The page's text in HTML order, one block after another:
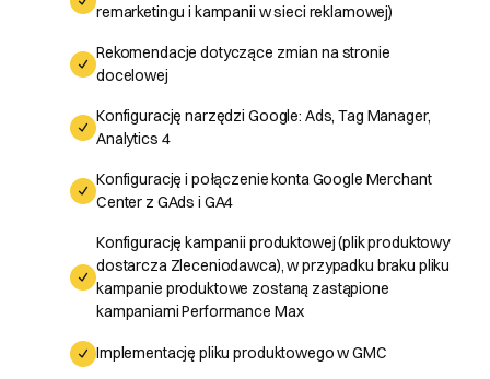
remarketingu i kampanii w sieci reklamowej)
Rekomendacje dotyczące zmian na stronie
docelowej
Konfigurację narzędzi Google: Ads, Tag Manager,
Analytics 4
Konfigurację i połączenie konta Google Merchant
Center z GAds i GA4
Konfigurację kampanii produktowej (plik produktowy
dostarcza Zleceniodawca), w przypadku braku pliku
kampanie produktowe zostaną zastąpione
kampaniami Performance Max
Implementację pliku produktowego w GMC